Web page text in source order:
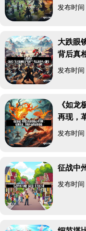
发布时
大跌眼
背后真
发布时
《如
再现，
发布时
征战中
发布时